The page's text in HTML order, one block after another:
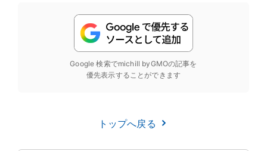
Google 検索でmichill byGMOの記事を
優先表示することができます
トップへ戻る